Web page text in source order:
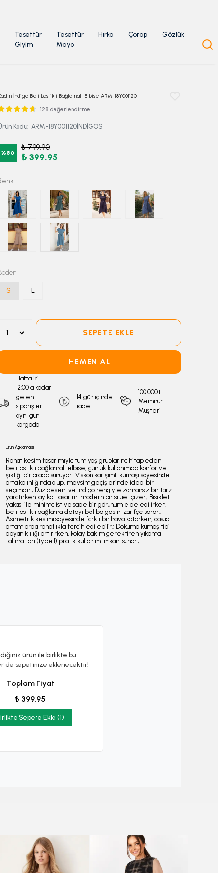
Tesettür
Giyim
Tesettür
Mayo
Hırka Çorap Gözlük
İndigo Beli Lastikli Bağlamalı Elbise ARM-18Y001120
128 değerlendirme
Kodu: ARM-18Y001120İNDİGOS
%50
₺ 799.90
₺ 399.95
S L
SEPETE EKLE
HEMEN AL
Hafta İçi
12:00 a kadar
gelen
siparişler
aynı gün
kargoda
14 gün içinde
iade
100.000+
Memnun
Müşteri
Ürün Açıklaması
Rahat kesim tasarımıyla tüm yaş gruplarına hitap eden
beli lastikli bağlamalı elbise, günlük kullanımda konfor ve
şıklığı bir arada sunuyor.; Viskon karışımlı kumaşı sayesinde
orta kalınlığında olup, mevsim geçişlerinde ideal bir
seçimdir.; Düz deseni ve indigo rengiyle zamansız bir tarz
yaratırken, ay kol tasarımı modern bir siluet çizer.; Bisiklet
yakası ile minimalist ve sade bir görünüm elde edilirken,
beli lastikli bağlama detayı bel bölgesini zarifçe sarar.;
Asimetrik kesimi sayesinde farklı bir hava katarken, casual
ortamlarda rahatlıkla tercih edilebilir.; Dokuma kumaş tipi
dayanıklılığı artırırken, kolay bakım gerektiren yıkama
talimatları (type 1) pratik kullanım imkanı sunar.;
ürün ile birlikte bu
de sepetinize eklenecektir!
Toplam Fiyat
₺ 399.95
Sepete Ekle (1)